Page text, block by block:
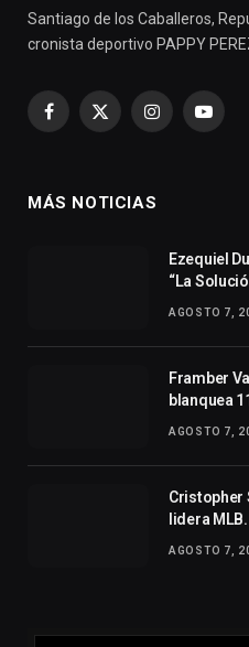
Santiago de los Caballeros,
cronista deportivo PAPPY
Facebook
X
Instagram
MÁS NOTICIAS
Ezequiel
“La
AGOSTO 7,
Framber
blanquea
AGOSTO 7,
Cristopher
lidera
AGOSTO 7,